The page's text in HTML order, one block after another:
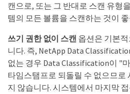
캔으로, 또는 그 반대로 스캔 유형
템의 모든 볼륨을 스캔하는 것이
쓰기 권한 없이 스캔 옵션은 기본
니다. 즉, NetApp Data
없는 경우 Data Classification이 "
타임스탬프로 되돌릴 수 없으므로
지 않습니다. 시스템에서 마지막